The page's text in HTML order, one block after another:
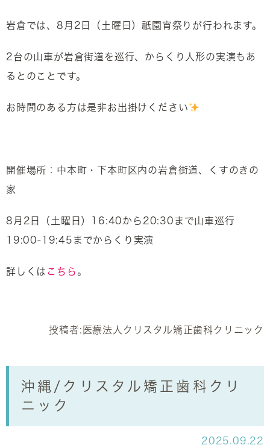
岩倉では、8月2日（土曜日）祇園宵祭りが行われます。
2台の山車が岩倉街道を巡行、からくり人形の実演もあ
るとのことです。
お時間のある方は是非お出掛けください
開催場所：中本町・下本町区内の岩倉街道、くすのきの
家
8月2日（土曜日）16:40から20:30まで山車巡行
19:00-19:45までからくり実演
詳しくは こちら 。
投稿者: 医療法人クリスタル矯正歯科クリニック
沖縄/クリスタル矯正歯科クリ
ニック
2025.09.22